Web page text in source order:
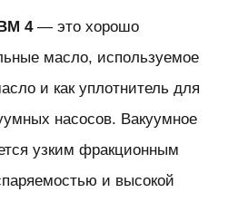
4— это хорошо
масло, используемое
и как уплотнитель для
насосов. Вакуумное
узким фракционным
и высокой